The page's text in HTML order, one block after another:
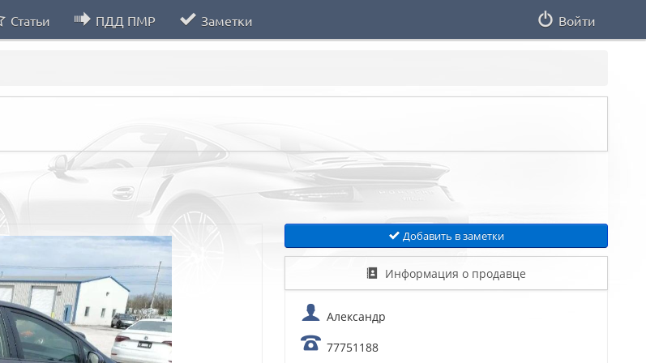
Войти
Статьи ПДД ПМР Заметки
Добавить в заметки
Информация о продавце
Александр
77751188